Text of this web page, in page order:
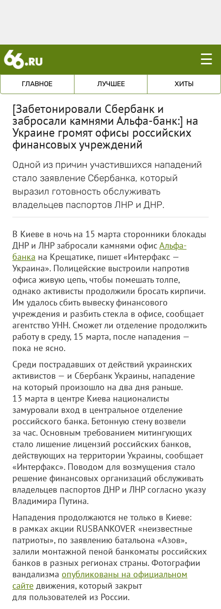
☰
ГЛАВНОЕ ЛУЧШЕЕ ХИТЫ
[Забетонировали Сбербанк и
забросали камнями Альфа-банк:] на
Украине громят офисы российских
финансовых учреждений
Одной из причин участившихся нападений
стало заявление Сбербанка, который
выразил готовность обслуживать
владельцев паспортов ЛНР и ДНР.
В Киеве в ночь на 15 марта сторонники блокады
ДНР и ЛНР забросали камнями офисАльфа-
банка на Крещатике, пишет «Интерфакс —
Украина». Полицейские выстроили напротив
офиса живую цепь, чтобы помешать толпе,
однако активисты продолжили бросать кирпичи.
Им удалось сбить вывеску финансового
учреждения и разбить стекла в офисе, сообщает
агентство УНН. Сможет ли отделение продолжить
работу в среду, 15 марта, после нападения —
пока не ясно.
Среди пострадавших от действий украинских
активистов — и Сбербанк Украины, нападение
на который произошло на два дня раньше.
13 марта в центре Киева националисты
замуровали вход в центральное отделение
российского банка. Бетонную стену возвели
за час. Основным требованием митингующих
стало лишение лицензий российских банков,
действующих на территории Украины, сообщает
«Интерфакс». Поводом для возмущения стало
решение финансовых организаций обслуживать
владельцев паспортов ДНР и ЛНР согласно указу
Владимира Путина.
Нападения продолжаются не только в Киеве:
в рамках акции RUSBANKOVER «неизвестные
патриоты», по заявлению батальона «Азов»,
залили монтажной пеной банкоматы российских
банков в разных регионах страны. Фотографии
вандализма опубликованы на официальном
сайте движения, который закрыт
для пользователей из России.